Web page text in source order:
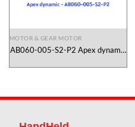
MOTOR & GEAR MOTOR
AB060-005-S2-P2 Apex dynamic